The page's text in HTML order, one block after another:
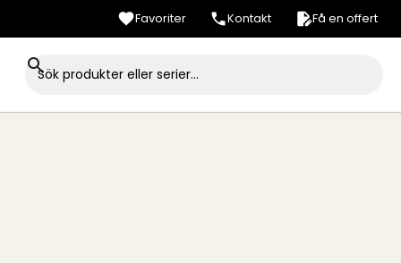
Favoriter Kontakt Få en offert